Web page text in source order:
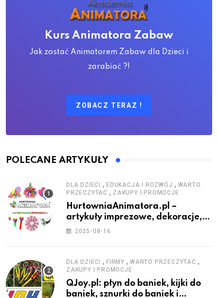
Kurs Animatora Zabaw
Jak zostać Animatorem Zabaw dla Dzieci i
zarabiać ?!
ZOBACZ TERAZ !
POLECANE ARTYKUŁY
DLA DZIECI , EDUKACJA I ROZWÓJ , WARTO
PRZECZYTAĆ , ZAKUPY I PROMOCJE
HurtowniaAnimatora.pl –
artykuły imprezowe, dekoracje,
stroje i akcesoria dla animatorów
2025-08-16
DLA DZIECI , FIRMY , WARTO PRZECZYTAĆ ,
ZAKUPY I PROMOCJE
QJoy.pl: płyn do baniek, kijki do
baniek, sznurki do baniek i